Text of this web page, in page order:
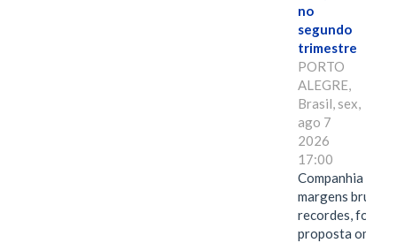
no
segundo
trimestre
PORTO
ALEGRE,
Brasil, sex,
ago 7
2026
17:00
Companhia
margens brutas
recordes,
proposta